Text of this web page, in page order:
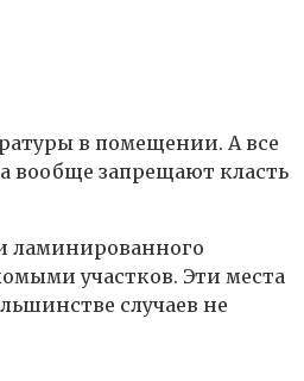
в помещении. А все
вообще запрещают класть
ламинированного
участков. Эти места
случаев не